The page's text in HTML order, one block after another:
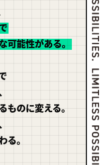
可能性がある。
ものに変える。
る。